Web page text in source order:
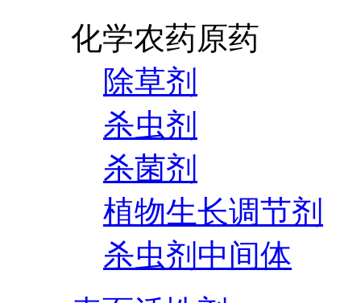
化学农药原药
除草剂
杀虫剂
杀菌剂
植物生长调节剂
杀虫剂中间体